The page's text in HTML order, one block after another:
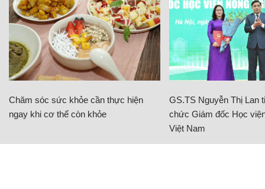
Chăm sóc sức khỏe cần thực hiện
ngay khi cơ thể còn khỏe
GS.TS Nguyễn Thị Lan
chức Giám đốc Học
Việt Nam